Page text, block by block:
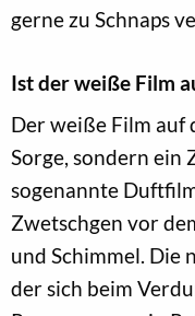
gerne zu Schnaps
Ist der weiße Film
Der weiße Film auf
Sorge, sondern ein
sogenannte
Zwetschgen vor
und Schimmel. Die
der sich beim